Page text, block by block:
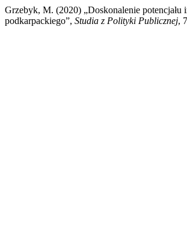
Grzebyk, M. (2020) „Doskonalenie
podkarpackiego”, Studia z Polityki Publicznej,